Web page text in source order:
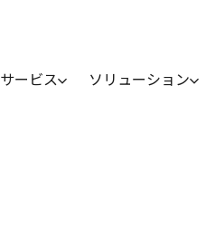
サービス ソリューション